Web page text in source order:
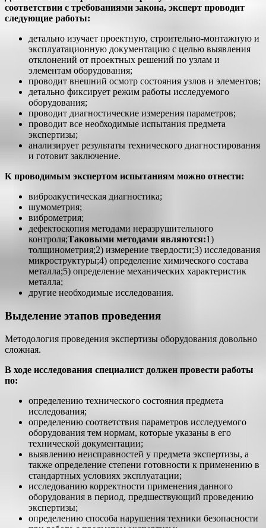
соответствии с требованиями закона, эксперт проводит
следующие работы:
детально изучает проектную, строительно-монтажную и
эксплуатационную документацию с целью выявления
отклонений от проектных решений по узлам и
элементам оборудования;
проводит внешний осмотр состояния узлов и элементов;
детально фиксирует режим работы исследуемого
оборудования;
проводит диагностические измерения параметров;
проводит все необходимые испытания предмета
экспертизы;
анализирует результаты технического диагностирования
и готовит заключение.
К проводимым экспертом испытаниям можно отнести:
виброакустическая диагностика;
шумометрия;
виброметрия;
дефектоскопия методами неразрушительного
контроля;Таковыми методами являются:1)
толщинометрия;2) измерение твердости;3) исследования
микроструктуры;4) определение химического состава
металла;5) определение механических характеристик
металла;
другие необходимые исследования.
Выделение этапов проведения
Методология проведения экспертизы оборудования довольно
сложная.
В ходе исследования специалист должен провести работы
по:
определению технического состояния предмета
исследования;
определению соответствия параметров исследуемого
оборудования тем нормам, которые указаны в его
технической документации;
выявлению неисправностей у предмета экспертизы, а
также определение степени готовности к применению в
стандартных условиях эксплуатации;
исследованию корректности применения данного
оборудования в период, предшествующий проведению
экспертизы;
определению способа нарушения техники безопасности